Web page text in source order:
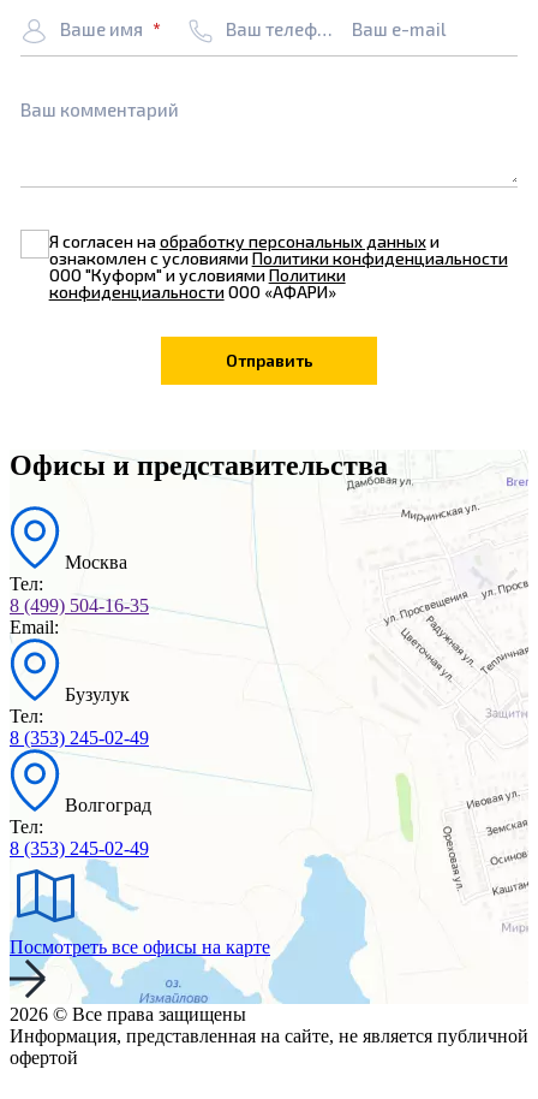
Ваше имя Ваш телефон Ваш e-mail
Ваш комментарий
Я согласен наобработку персональных данныхи
ознакомлен с условиямиПолитики конфиденциальности
ООО "Куформ" и условиямиПолитики
конфиденциальностиООО «АФАРИ»
Офисы и представительства
Москва
Тел:
8 (499) 504-16-35
Email:
Бузулук
Тел:
8 (353) 245-02-49
Волгоград
Тел:
8 (353) 245-02-49
Посмотреть все офисы на карте
2026 © Все права защищены
Информация, представленная на сайте, не является публичной
офертой